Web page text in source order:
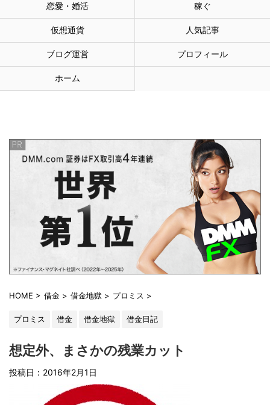
恋愛・婚活 稼ぐ
仮想通貨 人気記事
ブログ運営 プロフィール
ホーム
HOME > 借金 > 借金地獄 > プロミス >
プロミス 借金 借金地獄 借金日記
想定外、まさかの残業カット
投稿日：2016年2月1日